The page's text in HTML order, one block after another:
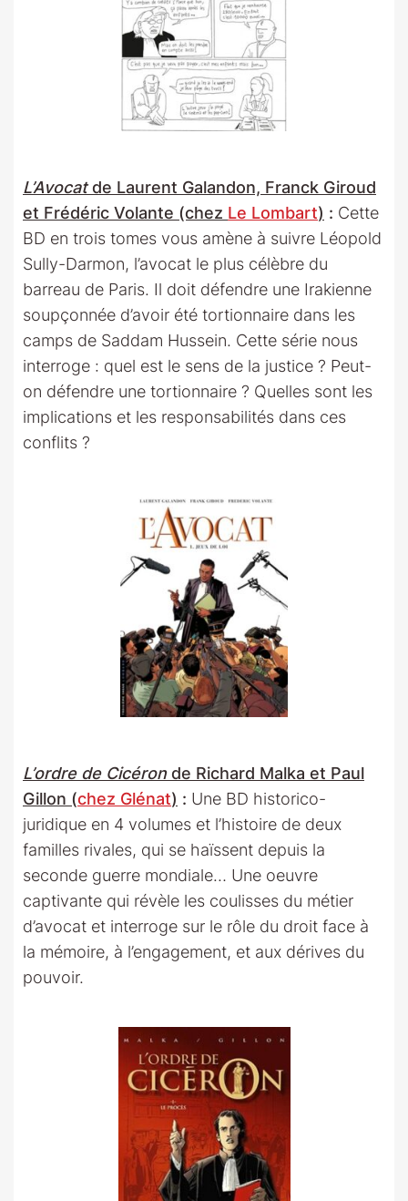
L’Avocatde Laurent Galandon, Franck Giroud
et Frédéric Volante (chez Le Lombart) : Cette
BD en trois tomes vous amène à suivre Léopold
Sully-Darmon, l’avocat le plus célèbre du
barreau de Paris. Il doit défendre une Irakienne
soupçonnée d’avoir été tortionnaire dans les
camps de Saddam Hussein. Cette série nous
interroge : quel est le sens de la justice ? Peut-
on défendre une tortionnaire ? Quelles sont les
implications et les responsabilités dans ces
conflits ?
L’ordre de Cicéronde Richard Malka et Paul
Gillon (chez Glénat) : Une BD historico-
juridique en 4 volumes et l’histoire de deux
familles rivales, qui se haïssent depuis la
seconde guerre mondiale… Une oeuvre
captivante qui révèle les coulisses du métier
d’avocat et interroge sur le rôle du droit face à
la mémoire, à l’engagement, et aux dérives du
pouvoir.